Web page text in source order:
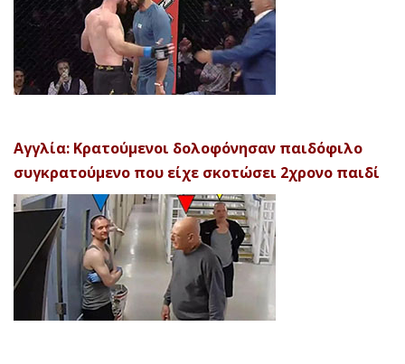
Αγγλία: Κρατούμενοι δολοφόνησαν παιδόφιλο
συγκρατούμενο που είχε σκοτώσει 2χρονο παιδί